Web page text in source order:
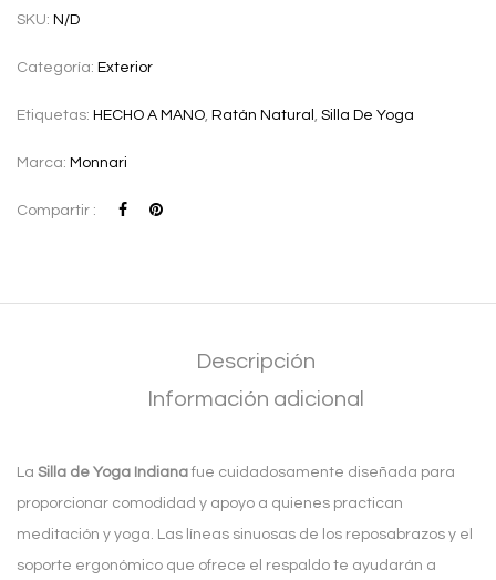
SKU: N/D
Categoría: Exterior
Etiquetas: HECHO A MANO, Ratán Natural , Silla De Yoga
Marca: Monnari
Compartir :
Descripción
Información adicional
La Silla de Yoga Indianafue cuidadosamente diseñada para
proporcionar comodidad y apoyo a quienes practican
meditación y yoga. Las líneas sinuosas de los reposabrazos y el
soporte ergonómico que ofrece el respaldo te ayudarán a